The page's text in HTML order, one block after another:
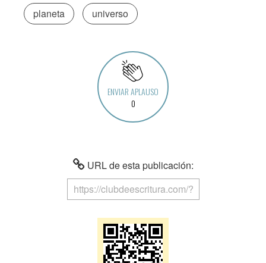
planeta universo
ENVIAR APLAUSO
0
URL de esta publicación: